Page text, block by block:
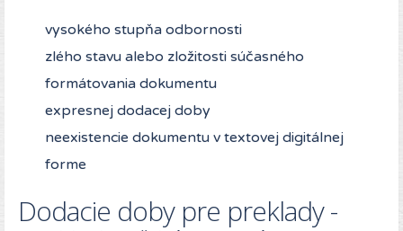
vysokého stupňa odbornosti
zlého stavu alebo zložitosti súčasného
formátovania dokumentu
expresnej dodacej doby
neexistencie dokumentu v textovej digitálnej
forme
Dodacie doby pre preklady -